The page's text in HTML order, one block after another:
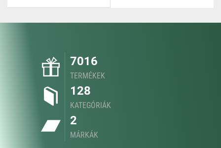
7016
TERMÉKEK
128
KATEGÓRIÁK
2
MÁRKÁK